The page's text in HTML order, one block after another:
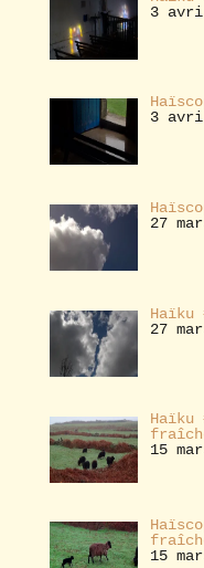
3
3
27
Haïku
27
Haïku
15
15